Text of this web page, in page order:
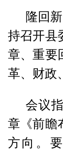
隆回
持召开县
章、重要
革、财政
会议
章《前瞻
方向。